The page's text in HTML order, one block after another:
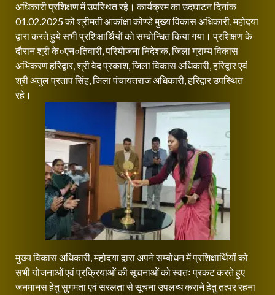
अधिकारी प्रशिक्षण में उपस्थित रहे। कार्यक्रम का उदघाटन दिनांक
01.02.2025 को श्रीमती आकांक्षा कोण्डे मुख्य विकास अधिकारी, महोदया
द्वारा करते हुये सभी प्रशिक्षार्थियों को सम्बोन्धित किया गया। प्रशिक्षण के
दौरान श्री के०एन०तिवारी, परियोजना निदेशक, जिला ग्राम्य विकास
अभिकरण हरिद्वार, श्री वेद प्रकाश, जिला विकास अधिकारी, हरिद्वार एवं
श्री अतुल प्रताप सिंह, जिला पंचायतराज अधिकारी, हरिद्वार उपस्थित
रहे।
मुख्य विकास अधिकारी, महोदया द्वारा अपने सम्बोधन में प्रशिक्षार्थियों को
सभी योजनाओं एवं प्रक्रियाओं की सूचनाओं को स्वतः प्रकट करते हुए
जनमानस हेतु सुगमता एवं सरलता से सूचना उपलब्ध कराने हेतु तत्पर रहना